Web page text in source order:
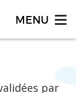
par